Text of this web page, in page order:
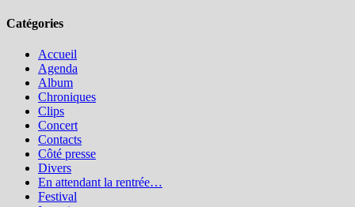
Catégories
Accueil
Agenda
Album
Chroniques
Clips
Concert
Contacts
Côté presse
Divers
En attendant la rentrée…
Festival